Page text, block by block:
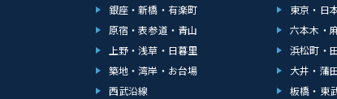
銀座・新橋・有楽町 東京・日
原宿・表参道・青山
六本木・
上野・浅草・日暮里
浜松町・
築地・湾岸・お台場
大井・蒲
西武沿線
板橋・東